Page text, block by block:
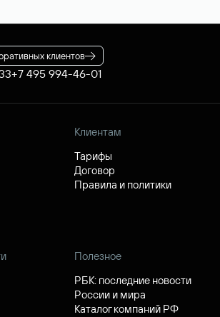
клиентов
+7 495 994-46-01
Клиентам
Тарифы
Договор
Правила и политики
Полезное
РБК: последние новости
России и мира
Каталог компаний РФ